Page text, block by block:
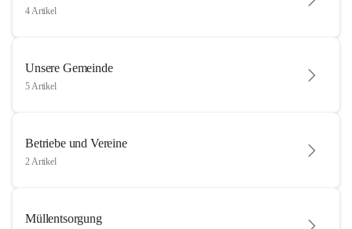
4 Artikel
Unsere Gemeinde
5 Artikel
Betriebe und Vereine
2 Artikel
Müllentsorgung